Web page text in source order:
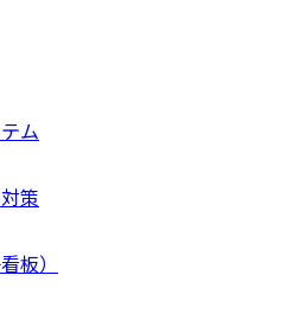
ム
策
板）